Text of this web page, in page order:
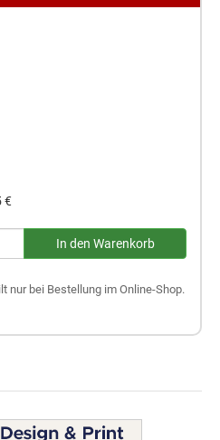
€
nur bei Bestellung im Online-Shop.